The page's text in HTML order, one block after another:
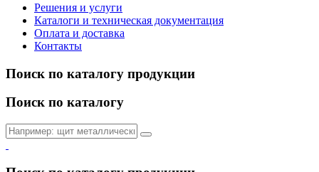
Решения и услуги
Каталоги и техническая документация
Оплата и доставка
Контакты
Поиск по каталогу продукции
Поиск по каталогу